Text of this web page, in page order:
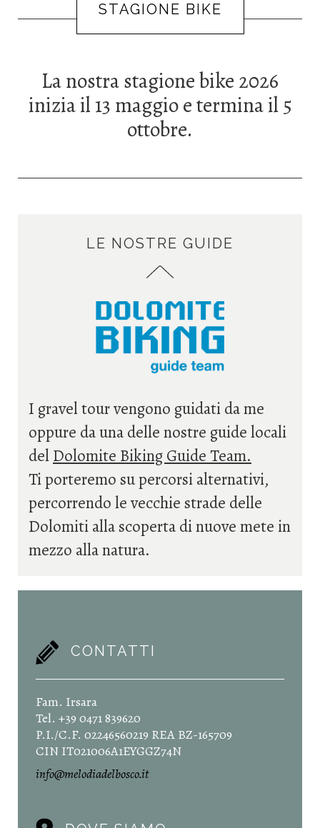
STAGIONE BIKE
La nostra stagione bike 2026
inizia il 13 maggio e termina il 5
ottobre.
LE NOSTRE GUIDE
I gravel tour vengono guidati da me
oppure da una delle nostre guide locali
delDolomite Biking Guide Team.
Ti porteremo su percorsi alternativi,
percorrendo le vecchie strade delle
Dolomiti alla scoperta di nuove mete in
mezzo alla natura.
CONTATTI
Fam. Irsara
Tel. +39 0471 839620
P.I./C.F. 02246560219 REA BZ-165709
CIN IT021006A1EYGGZ74N
info@melodiadelbosco.it